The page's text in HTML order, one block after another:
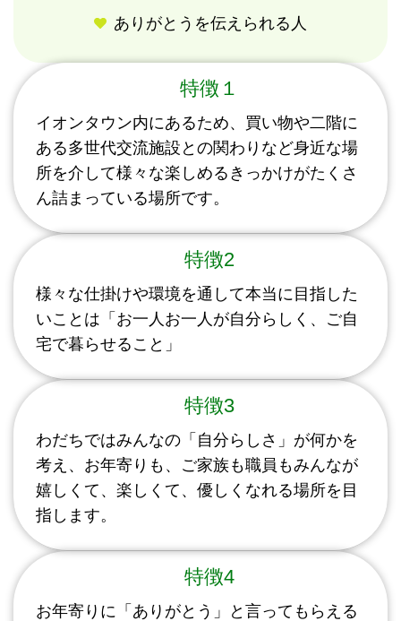
ありがとうを伝えられる人
特徴１
イオンタウン内にあるため、買い物や二階に
ある多世代交流施設との関わりなど身近な場
所を介して様々な楽しめるきっかけがたくさ
ん詰まっている場所です。
特徴2
様々な仕掛けや環境を通して本当に目指した
いことは「お一人お一人が自分らしく、ご自
宅で暮らせること」
特徴3
わだちではみんなの「自分らしさ」が何かを
考え、お年寄りも、ご家族も職員もみんなが
嬉しくて、楽しくて、優しくなれる場所を目
指します。
特徴4
お年寄りに「ありがとう」と言ってもらえる